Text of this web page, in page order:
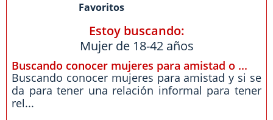
Favoritos
Estoy buscando:
Mujer de 18-42 años
Buscando conocer mujeres para amistad o ...
Buscando conocer mujeres para amistad y si se
da para tener una relación informal para tener
rel...